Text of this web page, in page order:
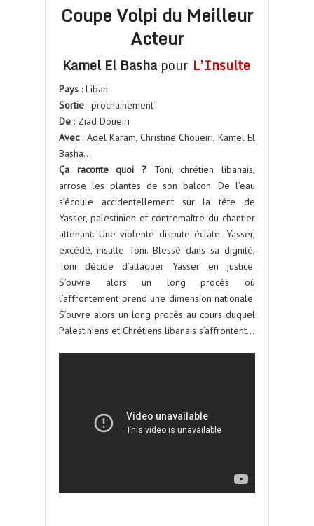
Coupe Volpi du Meilleur
Acteur
Kamel El Bashapour L’Insulte
Pays : Liban
Sortie : prochainement
De : Ziad Doueiri
Avec: Adel Karam, Christine Choueiri, Kamel El
Basha…
Ça raconte quoi ? Toni, chrétien libanais,
arrose les plantes de son balcon. De l’eau
s’écoule accidentellement sur la tête de
Yasser, palestinien et contremaître du chantier
attenant. Une violente dispute éclate. Yasser,
excédé, insulte Toni. Blessé dans sa dignité,
Toni décide d’attaquer Yasser en justice.
S’ouvre alors un long procès où
l’affrontement prend une dimension nationale.
S’ouvre alors un long procès au cours duquel
Palestiniens et Chrétiens libanais s’affrontent…